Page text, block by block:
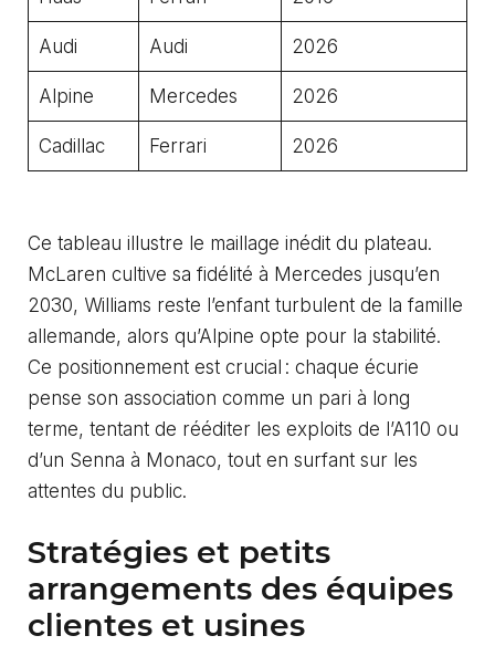
Audi Audi 2026
Alpine Mercedes 2026
Cadillac Ferrari 2026
Ce tableau illustre le maillage inédit du plateau.
McLaren cultive sa fidélité à Mercedes jusqu’en
2030, Williams reste l’enfant turbulent de la famille
allemande, alors qu’Alpine opte pour la stabilité.
Ce positionnement est crucial : chaque écurie
pense son association comme un pari à long
terme, tentant de rééditer les exploits de l’A110 ou
d’un Senna à Monaco, tout en surfant sur les
attentes du public.
Stratégies et petits
arrangements des équipes
clientes et usines